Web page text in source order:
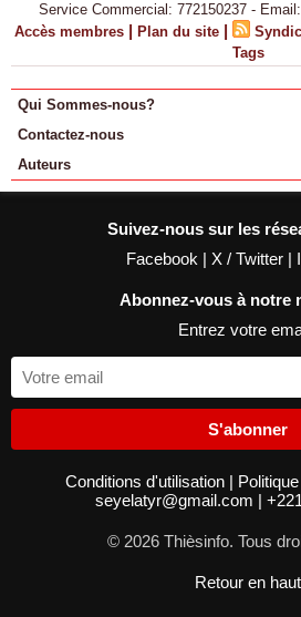
Service Commercial: 772150237 -
Accès membres | Plan du site |
Tags
Qui Sommes-nous?
Contactez-nous
Auteurs
Suivez-nous sur les
Facebook | X / Twitter |
Abonnez-vous à notre
Entrez votre
S'abonner
Conditions d'utilisation |
seyelatyr@gmail.com |
© 2026 Thièsinfo. Tous
Retour en haut